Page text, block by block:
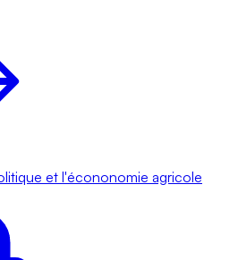
et l'écononomie agricole